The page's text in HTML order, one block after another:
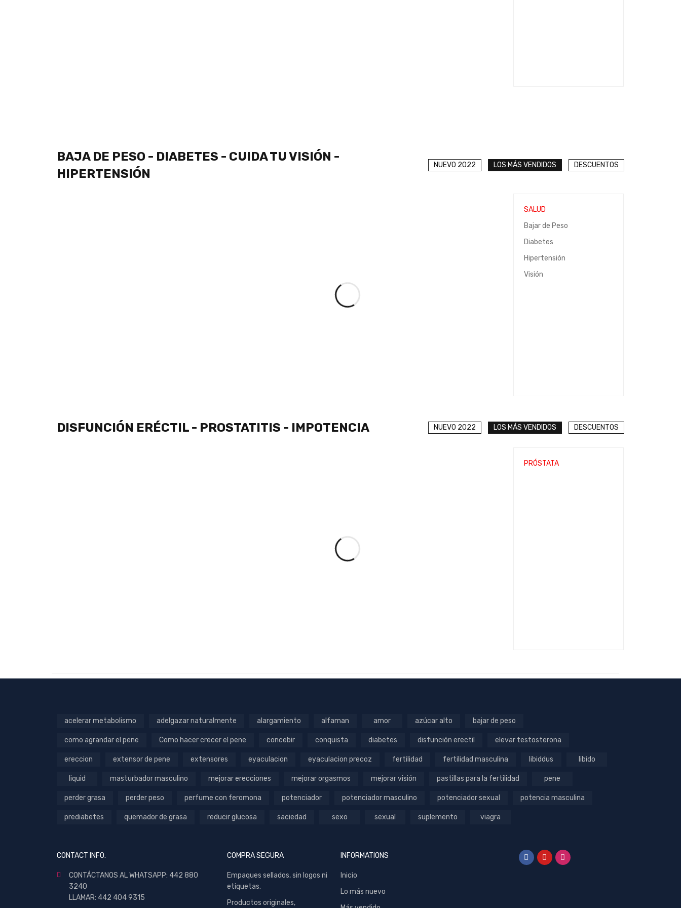
BAJA DE PESO - DIABETES - CUIDA TU VISIÓN -
HIPERTENSIÓN
NUEVO 2022 LOS MÁS VENDIDOS DESCUENTOS
SALUD
Bajar de Peso
Diabetes
Hipertensión
Visión
DISFUNCIÓN ERÉCTIL - PROSTATITIS - IMPOTENCIA NUEVO 2022 LOS MÁS VENDIDOS DESCUENTOS
PRÓSTATA
acelerar metabolismo adelgazar naturalmente alargamiento alfaman amor azúcar alto bajar de peso
como agrandar el pene Como hacer crecer el pene concebir conquista diabetes disfunción erectil elevar testosterona
ereccion extensor de pene extensores eyaculacion eyaculacion precoz fertilidad fertilidad masculina libiddus libido
liquid masturbador masculino mejorar erecciones mejorar orgasmos mejorar visión pastillas para la fertilidad pene
perder grasa perder peso perfume con feromona potenciador potenciador masculino potenciador sexual potencia masculina
prediabetes quemador de grasa reducir glucosa saciedad sexo sexual suplemento viagra
CONTACT INFO.
CONTÁCTANOS AL WHATSAPP: 442 880
3240
LLAMAR: 442 404 9315
COMPRA SEGURA
Empaques sellados, sin logos ni
etiquetas.
Productos originales,
INFORMATIONS
Inicio
Lo más nuevo